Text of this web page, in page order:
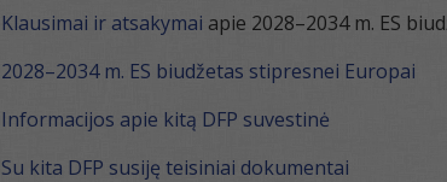
Klausimai ir atsakymai apie 2028–2034 m. ES
2028–2034 m. ES biudžetas stipresnei Europai
Informacijos apie kitą DFP suvestinė
Su kita DFP susiję teisiniai dokumentai